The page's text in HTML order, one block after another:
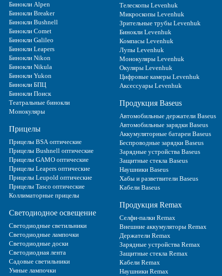
Бинокли Alpen
Бинокли Breaker
Бинокли Bushnell
Бинокли Comet
Бинокли Galileo
Бинокли Leapers
Бинокли Nikon
Бинокли Nikula
Бинокли Yukon
Бинокли БПЦ
Бинокли Поиск
Театральные бинокли
Монокуляры
Прицелы
Прицелы BSA оптические
Прицелы Bushnell оптические
Прицелы GAMO оптические
Прицелы Leapers оптические
Прицелы Leupold оптические
Прицелы Tasco оптические
Коллиматорные прицелы
Светодиодное освещение
Светодиодные светильники
Светодиодные лампочки
Светодиодные доски
Светодиодная лента
Садовые светильники
Умные лампочки
Телескопы Levenhuk
Микроскопы Levenhuk
Зрительные трубы Levenhuk
Бинокли Levenhuk
Компасы Levenhuk
Лупы Levenhuk
Монокуляры Levenhuk
Окуляры Levenhuk
Цифровые камеры Levenhuk
Аксессуары Levenhuk
Продукция Baseus
Автомобильные держатели Baseus
Автомобильные зарядки Baseus
Аккумуляторные батареи Baseus
Беспроводные зарядки Baseus
Зарядные устройства Baseus
Защитные стекла Baseus
Наушники Baseus
Хабы и разветвители Baseus
Кабели Baseus
Продукция Remax
Селфи-палки Remax
Внешние аккумуляторы Remax
Держатели Remax
Зарядные устройства Remax
Защитные стекла Remax
Кабели Remax
Наушники Remax